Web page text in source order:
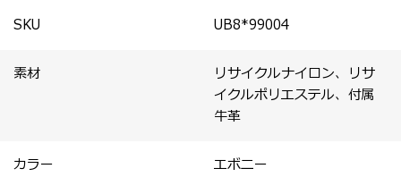
SKU UB8*99004
素材
リサイクルナイロン、リサ
イクルポリエステル、付属
牛革
カラー エボニー